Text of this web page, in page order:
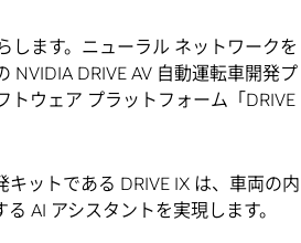
ます。ニューラル ネットワークを
DRIVE AV 自動運転車開発プ
ウェア プラットフォーム「DRIVE
ットである DRIVE IX は、車両の内
AI アシスタントを実現します。